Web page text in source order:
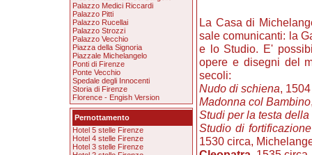
Palazzo Medici Riccardi
Palazzo Pitti
Palazzo Rucellai
Palazzo Strozzi
Palazzo Vecchio
Piazza della Signoria
Piazzale Michelangelo
Ponti di Firenze
Ponte Vecchio
Spedale degli Innocenti
Storia di Firenze
Florence - Engish Version
Pernottamento
Hotel 5 stelle Firenze
Hotel 4 stelle Firenze
Hotel 3 stelle Firenze
La Casa di
sale comunicanti: la
e lo Studio. E'
opere e disegni del
secoli:
Nudo di schiena,
Madonna col Bambino
Studi per la testa della
Studio di
1530 circa,